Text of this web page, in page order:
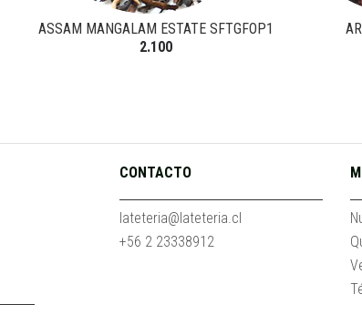
ASSAM MANGALAM ESTATE SFTGFOP1
2.100
CONTACTO
lateteria@lateteria.cl
+56 2 23338912